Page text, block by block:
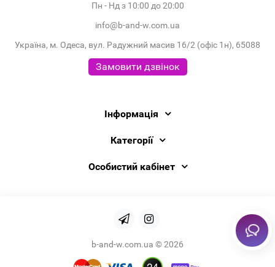
Пн - Нд з 10:00 до 20:00
info@b-and-w.com.ua
Україна, м. Одеса, вул. Радужний масив 16/2 (офіс 1н), 65088
Замовити дзвінок
Інформація
Категорії
Особистий кабінет
b-and-w.com.ua © 2026